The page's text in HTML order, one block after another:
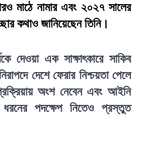
মাঠে নামার এবং ২০২৭ সালের
কথাও জানিয়েছেন তিনি।
দেওয়া এক সাক্ষাৎকারে সাকিব
দেশে ফেরার নিশ্চয়তা পেলে
অংশ নেবেন এবং আইনি
ধরনের পদক্ষেপ নিতেও প্রস্তুত